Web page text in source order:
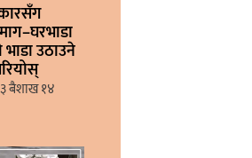
उठाउने
बैशाख १४